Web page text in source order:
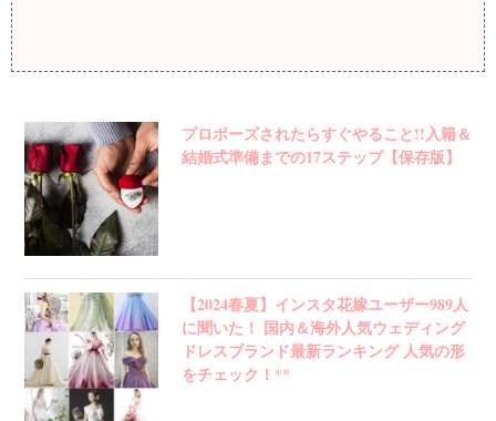
プロポーズされたらすぐやること!!入籍＆
結婚式準備までの17ステップ【保存版】
【2024春夏】インスタ花嫁ユーザー989人
に聞いた！ 国内＆海外人気ウェディング
ドレスブランド最新ランキング 人気の形
をチェック！**